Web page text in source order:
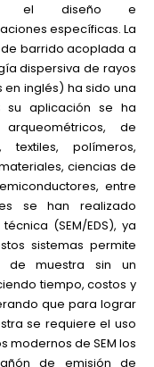
el diseño e
específicas. La
barrido acoplada a
dispersiva de rayos
en inglés) ha sido una
su aplicación se ha
de
textiles, polímeros,
ciencias de
entre
se han realizado
(SEM/EDS), ya
sistemas permite
de muestra sin un
tiempo, costos y
que para lograr
se requiere el uso
modernos de SEM los
de emisión de